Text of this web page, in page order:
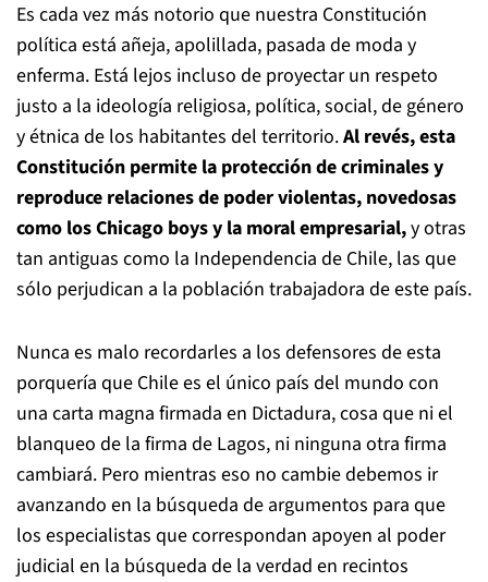
Es cada vez más notorio que nuestra Constitución
política está añeja, apolillada, pasada de moda y
enferma. Está lejos incluso de proyectar un respeto
justo a la ideología religiosa, política, social, de género
y étnica de los habitantes del territorio.Al revés, esta
Constitución permite la protección de criminales y
reproduce relaciones de poder violentas, novedosas
como los Chicago boys y la moral empresarial,y otras
tan antiguas como la Independencia de Chile, las que
sólo perjudican a la población trabajadora de este país.
Nunca es malo recordarles a los defensores de esta
porquería que Chile es el único país del mundo con
una carta magna firmada en Dictadura, cosa que ni el
blanqueo de la firma de Lagos, ni ninguna otra firma
cambiará. Pero mientras eso no cambie debemos ir
avanzando en la búsqueda de argumentos para que
los especialistas que correspondan apoyen al poder
judicial en la búsqueda de la verdad en recintos